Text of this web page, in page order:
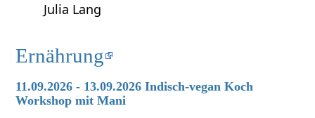
Julia Lang
Ernährung
11.09.2026 - 13.09.2026 Indisch-vegan Koch
Workshop mit Mani